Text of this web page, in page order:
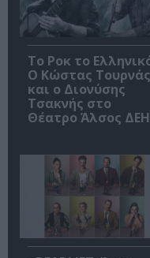
Το Ροκ το
Ο Κώστας Τουρνάς
και ο Διονύσης
Τσακνής στο
Θέατρο Άλσος ΔΕΗ